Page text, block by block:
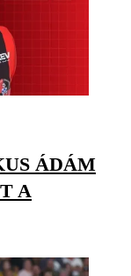
ÁDÁM
A